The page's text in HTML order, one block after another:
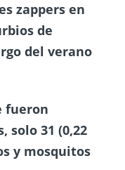
zappers en
de
del verano
fueron
solo 31 (0,22
y mosquitos